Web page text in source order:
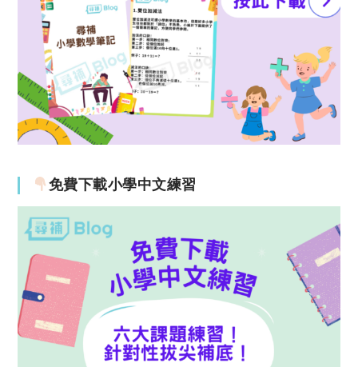
免費下載小學中文練習